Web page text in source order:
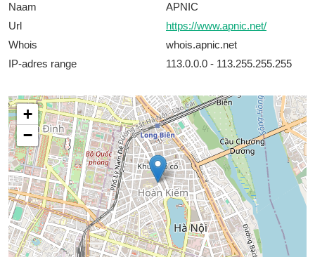
Naam
APNIC
Url
https://www.apnic.net/
Whois
whois.apnic.net
IP-adres range
113.0.0.0 - 113.255.255.255
+
−